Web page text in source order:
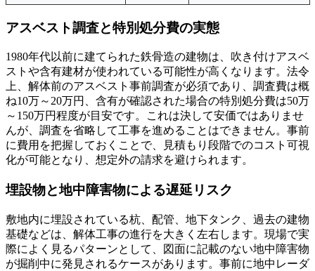
アスベスト調査と特別処分費の実態
1980年代以前に建てられた鉄骨造の建物は、吹き付けアスベ
ストや含有建材が使われている可能性が高くなります。法令
上、解体前のアスベスト事前調査が必須であり、調査費は概
ね10万～20万円、含有が確認された場合の特別処分費は50万
～150万円程度が目安です。これは決して安価ではありませ
んが、調査を省略して工事を進めることはできません。事前
に費用を把握しておくことで、見積もり段階でのコスト可視
化が可能となり、想定外の請求を避けられます。
埋設物と地中障害物による遅延リスク
敷地内に埋設されている杭、配管、地下タンク、過去の建物
基礎などは、解体工事の進行を大きく左右します。現場で実
際によく見るパターンとして、図面に記載のない地中障害物
が掘削中に発見されるケースがあります。事前に地中レーダ